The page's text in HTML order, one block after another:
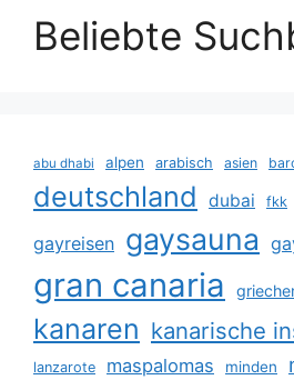
Beliebte
abu dhabi alpen arabisch asien
deutschland dubai fkk
gayreisen gaysauna
gran canaria
kanaren kanarische
lanzarote maspalomas minden